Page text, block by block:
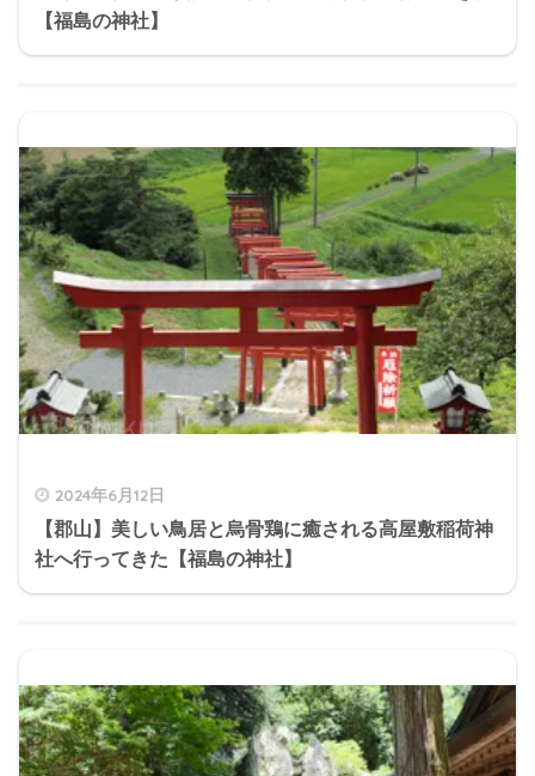
【福島の神社】
2024年6月12日
【郡山】美しい鳥居と烏骨鶏に癒される高屋敷稲荷神
社へ行ってきた【福島の神社】